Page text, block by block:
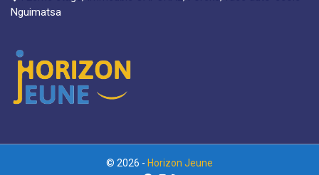
Nguimatsa
© 2026 - Horizon Jeune